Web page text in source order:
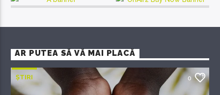
AR PUTEA SĂ VĂ MAI PLACĂ
ȘTIRI 0